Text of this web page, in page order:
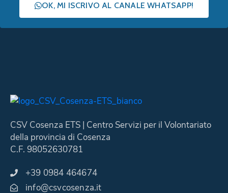
OK, MI ISCRIVO AL CANALE WHATSAPP!
CSV Cosenza ETS | Centro Servizi per il Volontariato
della provincia di Cosenza
C.F. 98052630781
+39 0984 464674
info@csvcosenza.it